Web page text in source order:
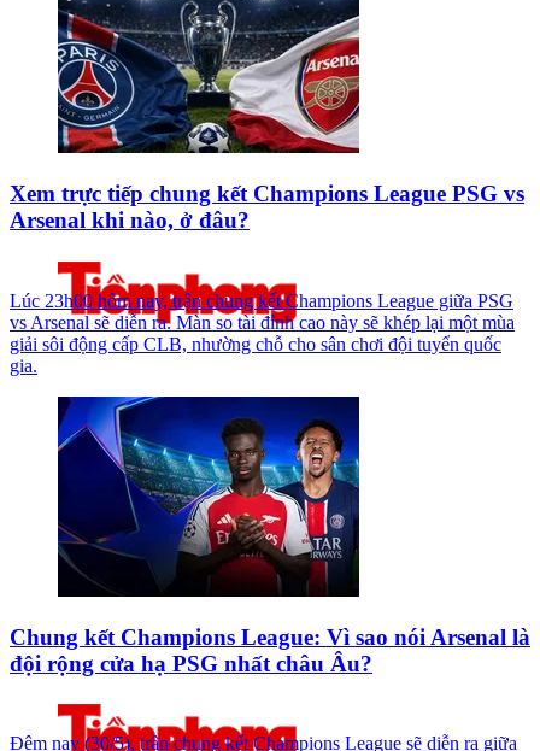
Xem trực tiếp chung kết Champions League PSG vs
Arsenal khi nào, ở đâu?
Lúc 23h00 hôm nay, trận chung kết Champions League giữa PSG
vs Arsenal sẽ diễn ra. Màn so tài đỉnh cao này sẽ khép lại một mùa
giải sôi động cấp CLB, nhường chỗ cho sân chơi đội tuyển quốc
gia.
Chung kết Champions League: Vì sao nói Arsenal là
đội rộng cửa hạ PSG nhất châu Âu?
Đêm nay (30/5), trận chung kết Champions League sẽ diễn ra giữa